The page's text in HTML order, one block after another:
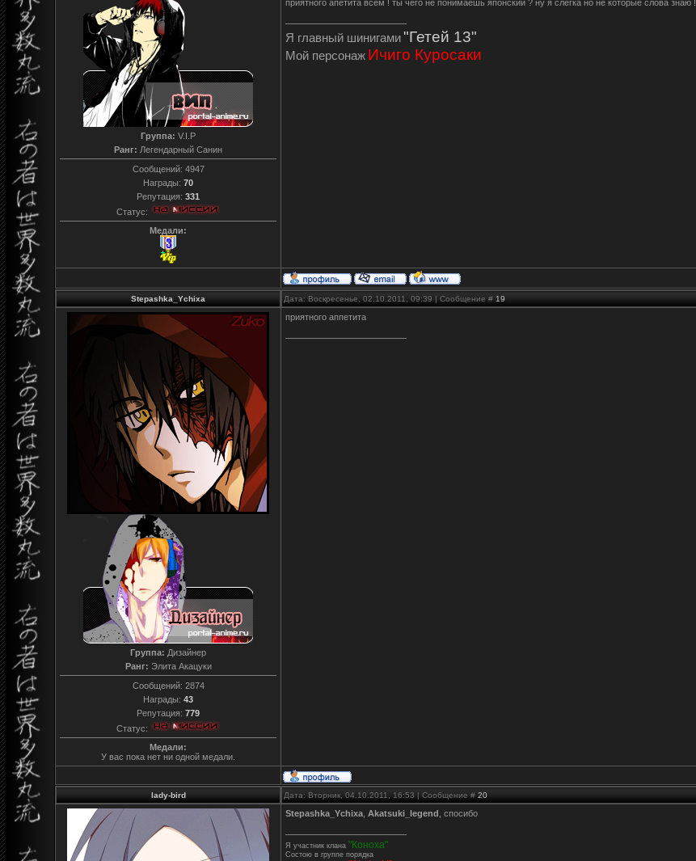
Группа: V.I.P
Ранг: Легендарный Санин
Сообщений: 4947
Награды: 70
Репутация: 331
Статус:
Медали:
приятного апетита всем ! ты чего не понимаешь японский ? ну я слегка но не которые слова знаю !
Я главный шинигами"Гетей 13"
Мой персонаж Ичиго Куросаки
Stepashka_Ychixa Дата: Воскресенье, 02.10.2011, 09:39 | Сообщение # 19
Группа: Дизайнер
Ранг: Элита Акацуки
Сообщений: 2874
Награды: 43
Репутация: 779
Статус:
Медали:
У вас пока нет ни одной медали.
приятного аппетита
lady-bird Дата: Вторник, 04.10.2011, 16:53 | Сообщение # 20
Stepashka_Ychixa Akatsuki_legend , спосибо
Я участник клана "Коноха"
Состою в группе порядка